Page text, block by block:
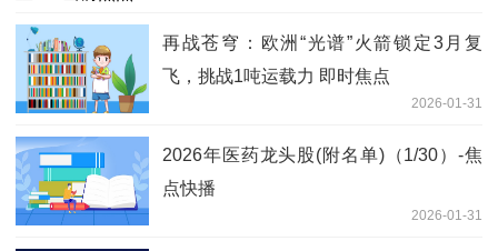
再战苍穹：欧洲“光谱”火箭锁定3月复
飞，挑战1吨运载力 即时焦点
2026-01-31
2026年医药龙头股(附名单)（1/30）-焦
点快播
2026-01-31